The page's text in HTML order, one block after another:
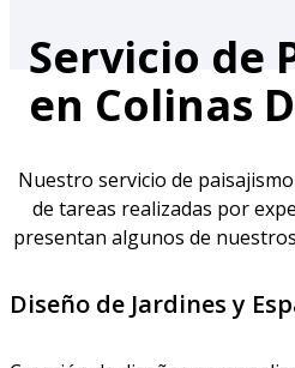
Servicio de
en Colinas
Nuestro servicio de
de tareas realizadas por
presentan algunos de
Diseño de Jardines y